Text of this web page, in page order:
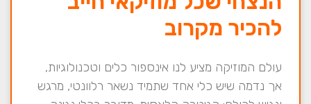
להכיר מקרוב
עולם המוזיקה מציע לנו אינספור כלים וטכנולוגיות,
אך נדמה שיש כלי אחד שתמיד נשאר רלוונטי, מרגש